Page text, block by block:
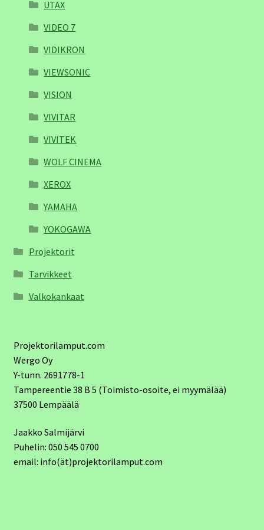
UTAX
VIDEO 7
VIDIKRON
VIEWSONIC
VISION
VIVITAR
VIVITEK
WOLF CINEMA
XEROX
YAMAHA
YOKOGAWA
Projektorit
Tarvikkeet
Valkokankaat
Projektorilamput.com
Wergo Oy
Y-tunn. 2691778-1
Tampereentie 38 B 5 (Toimisto-osoite, ei myymälää)
37500 Lempäälä
Jaakko Salmijärvi
Puhelin: 050 545 0700
email: info(ät)projektorilamput.com